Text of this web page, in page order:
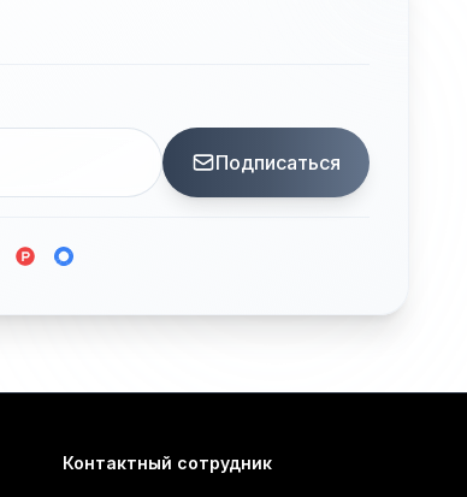
Подписаться
Контактный сотрудник